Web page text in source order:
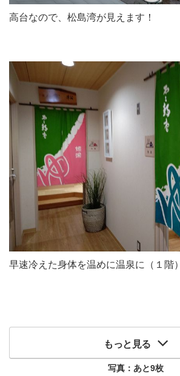
高台なので、松島湾が見えます！
早速冷えた身体を温めに温泉に（１階）
もっと見る
写真：あと9枚